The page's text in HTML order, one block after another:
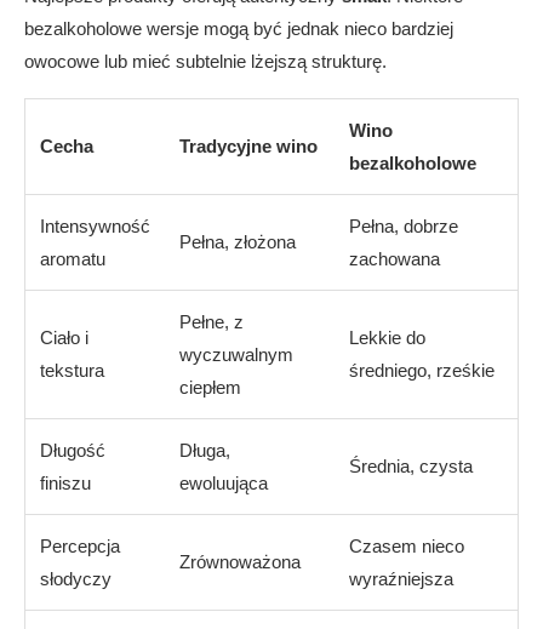
bezalkoholowe wersje mogą być jednak nieco bardziej
owocowe lub mieć subtelnie lżejszą strukturę.
Cecha Tradycyjne wino
Wino
bezalkoholowe
Intensywność
aromatu
Pełna, złożona
Pełna, dobrze
zachowana
Ciało i
tekstura
Pełne, z
wyczuwalnym
ciepłem
Lekkie do
średniego, rześkie
Długość
finiszu
Długa,
ewoluująca
Średnia, czysta
Percepcja
słodyczy
Zrównoważona
Czasem nieco
wyraźniejsza